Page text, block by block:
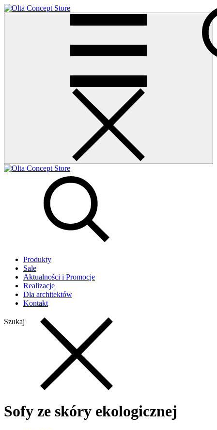
Produkty
Sale
Aktualności i Promocje
Realizacje
Dla architektów
Kontakt
Szukaj
Sofy ze skóry ekologicznej